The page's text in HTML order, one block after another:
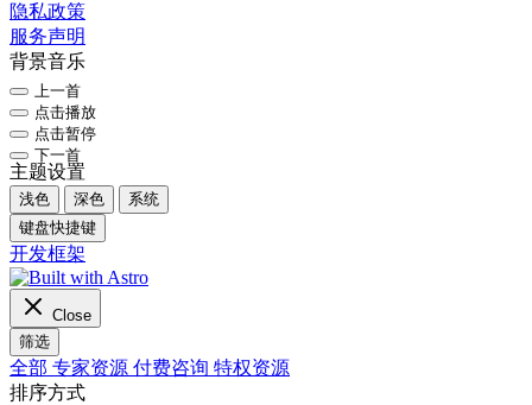
隐私政策
服务声明
背景音乐
上一首
点击播放
点击暂停
下一首
主题设置
浅色 深色
系统
键盘快捷键
开发框架
Close
筛选
全部 专家资源 付费咨询 特权资源
排序方式